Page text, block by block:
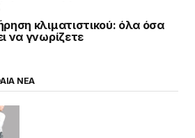
κλιματιστικού: όλα όσα
να γνωρίζετε
ΝΕΑ